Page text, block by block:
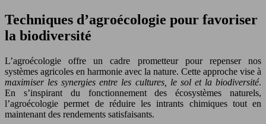
Techniques d’agroécologie pour favoriser
la biodiversité
L’agroécologie offre un cadre prometteur pour repenser nos
systèmes agricoles en harmonie avec la nature. Cette approche vise à
maximiser les synergies entre les cultures, le sol et la biodiversité.
En s’inspirant du fonctionnement des écosystèmes naturels,
l’agroécologie permet de réduire les intrants chimiques tout en
maintenant des rendements satisfaisants.